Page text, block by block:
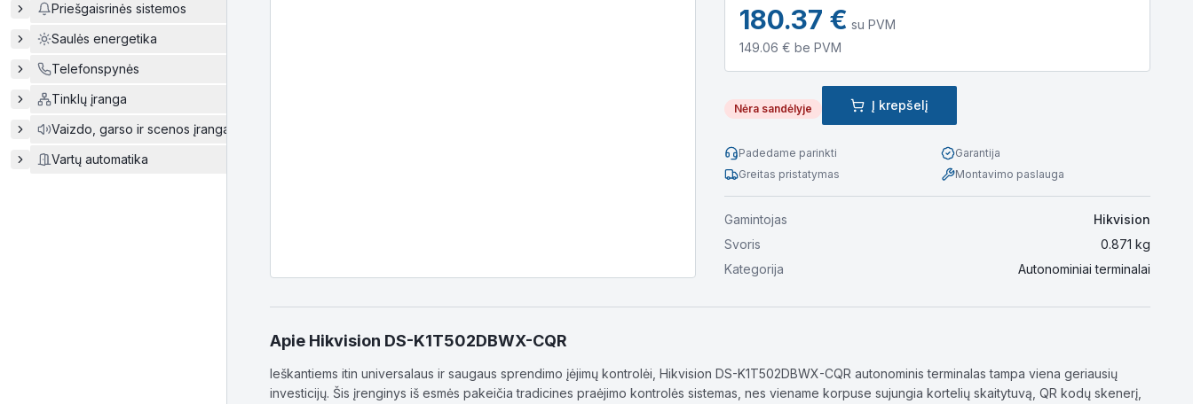
Priešgaisrinės sistemos
Saulės energetika
Telefonspynės
Tinklų įranga
Vaizdo, garso ir scenos įranga
Vartų automatika
180.37 € su PVM
149.06 € be PVM
Nėra sandėlyje Į krepšelį
Padedame parinkti
Garantija
Greitas pristatymas
Montavimo paslauga
Gamintojas
Hikvision
Svoris
0.871 kg
Kategorija
Autonominiai terminalai
Apie Hikvision DS-K1T502DBWX-CQR
Ieškantiems itin universalaus ir saugaus sprendimo įėjimų kontrolėi, Hikvision DS-K1T502DBWX-CQR autonominis terminalas tampa viena geriausių
investicijų. Šis įrenginys iš esmės pakeičia tradicines praėjimo kontrolės sistemas, nes viename korpuse sujungia kortelių skaitytuvą, QR kodų skenerį,